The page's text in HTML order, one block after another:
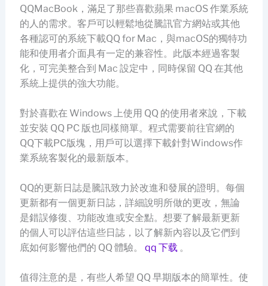
QQMacBook，滿足了那些喜歡蘋果 macOS 作業系統
的人的需求。客戶可以輕鬆地從騰訊官方網站或其他
各種認可的系統下載QQ for Mac，與macOS的獨特功
能和使用者介面具有一定的兼容性。此版本經過客製
化，可完美整合到 Mac 設定中，同時保留 QQ 在其他
系統上提供的強大功能。
對於喜歡在 Windows 上使用 QQ 的使用者來說，下載
並安裝 QQ PC 版也同樣簡單。程式需要前往官網的
QQ下載PC版塊，用戶可以選擇下載針對Windows作
業系統客製化的最新版本。
QQ的更新日誌是騰訊致力於改進和發展的證明。每個
更新都有一個更新日誌，詳細說明所做的更改，無論
是錯誤修復、功能改進或安全點。想要了解最新更新
的個人可以評估這些日誌，以了解新內容以及它們到
底如何影響他們的 QQ 體驗。 qq 下载。
值得注意的是，有些人希望 QQ 早期版本的簡單性。使